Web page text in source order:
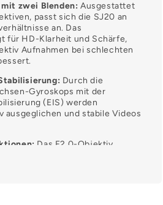
zwei Blenden: Ausgestattet
passt sich die SJ20 an
an. Das
für HD-Klarheit und Schärfe,
Aufnahmen bei schlechten
Durch die
Gyroskops mit der
(EIS) werden
ausgeglichen und stabile Videos
Das F2.0-Objektiv
unterstützt ebenfalls 4K bei